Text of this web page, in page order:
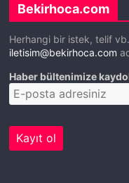
Bekirhoca.com
Herhangi bir istek, telif
iletisim@bekirhoca.com
Haber bültenimize